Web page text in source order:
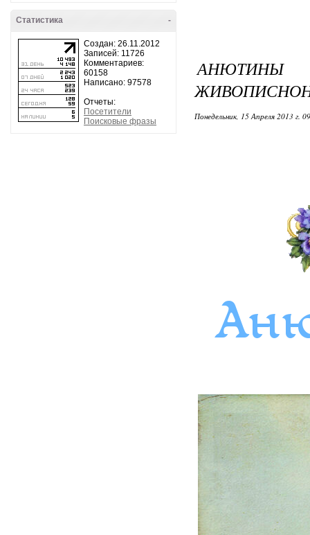
-
Статистика
Создан: 26.11.2012
Записей: 11726
Комментариев:
60158
Написано: 97578
Отчеты:
Посетители
Поисковые фразы
Понедельник, 15 Апреля 2013 г.